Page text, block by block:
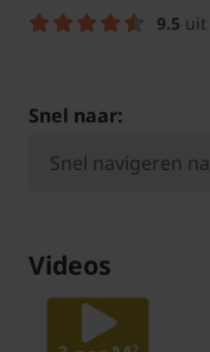
9.5 uit
Snel naar:
Videos